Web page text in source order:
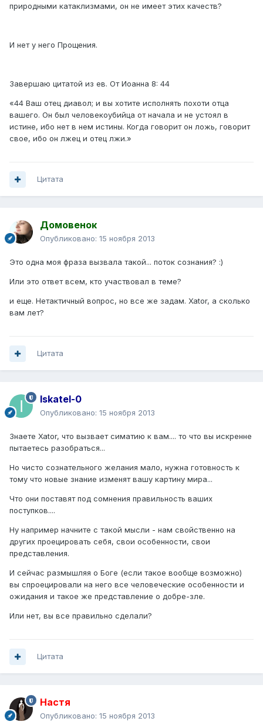
природными катаклизмами, он не имеет этих качеств?
И нет у него Прощения.
Завершаю цитатой из ев. От Иоанна 8: 44
«44 Ваш отец диавол; и вы хотите исполнять похоти отца
вашего. Он был человекоубийца от начала и не устоял в
истине, ибо нет в нем истины. Когда говорит он ложь, говорит
свое, ибо он лжец и отец лжи.»
Цитата
Домовенок
Опубликовано: 15 ноября 2013
Это одна моя фраза вызвала такой... поток сознания? :)
Или это ответ всем, кто участвовал в теме?
и еще. Нетактичный вопрос, но все же задам. Xator, а сколько
вам лет?
Цитата
Iskatel-0
Опубликовано: 15 ноября 2013
Знаете Xator, что вызвает симатию к вам.... то что вы искренне
пытаетесь разобраться...
Но чисто сознательного желания мало, нужна готовность к
тому что новые знание изменят вашу картину мира...
Что они поставят под сомнения правильность ваших
поступков....
Ну например начните с такой мысли - нам свойственно на
других проецировать себя, свои особенности, свои
представления.
И сейчас размышляя о Боге (если такое вообще возможно)
вы спроецировали на него все человеческие особенности и
ожидания и такое же представление о добре-зле.
Или нет, вы все правильно сделали?
Цитата
Настя
Опубликовано: 15 ноября 2013